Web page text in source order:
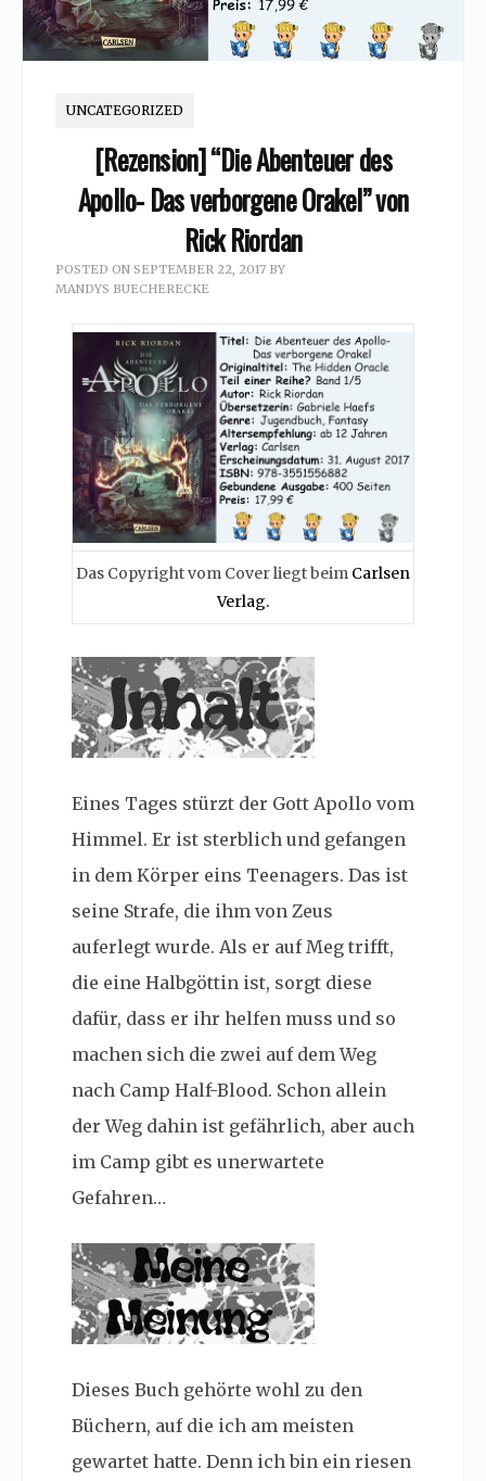
UNCATEGORIZED
[Rezension] “Die Abenteuer des
Apollo- Das verborgene Orakel” von
Rick Riordan
POSTED ON SEPTEMBER 22, 2017 BY
MANDYS BUECHERECKE
Das Copyright vom Cover liegt beim Carlsen
Verlag.
Eines Tages stürzt der Gott Apollo vom
Himmel. Er ist sterblich und gefangen
in dem Körper eins Teenagers. Das ist
seine Strafe, die ihm von Zeus
auferlegt wurde. Als er auf Meg trifft,
die eine Halbgöttin ist, sorgt diese
dafür, dass er ihr helfen muss und so
machen sich die zwei auf dem Weg
nach Camp Half-Blood. Schon allein
der Weg dahin ist gefährlich, aber auch
im Camp gibt es unerwartete
Gefahren…
Dieses Buch gehörte wohl zu den
Büchern, auf die ich am meisten
gewartet hatte. Denn ich bin ein riesen